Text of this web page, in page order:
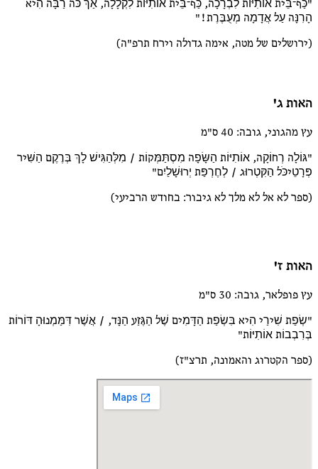
"כַּף־בֵּית אוֹתִיּוֹת לִבְרָכָה, כַּף־בֵּית אוֹתִיּוֹת לִקְלָלָה, אַךְ כֹּה רַבָּה הִיא
הָרִנָּה עַל אֲדָמָה מְעֻבֶּרֶת!"
(ירושלים של מטה, אימה גדולה וירח תרפ"ה)
האות ג'
עץ מהגוני, גובה: 40 ס"מ
"גּוֹלָה רְחוֹקָה, אוֹתִיּוֹת הַשָּׂפָה מִסְתַּמְּקוֹת / מִלְּהַגִּישׁ לָךְ בְּרֶקֶם הַשִּׁיר
פְּרָטֵיכֹּל הַקִּטְרוּג / לְחֶרְפַּת יְרוּשָׁלַיִם"
(ספר לא אל לא מלך לא גיבור: בחודש הרביעי)
האות ז'
עץ פופלאר, גובה: 30 ס"מ
"שְׂפַת שִׁירַי הִיא בִּשְׂפַת הַדָּמִים שֶׁל הַגֶּזַע הַנָּד, / אֲשֶׁר דִּמַּמְנוּהָ דּוֹרוֹת
בְּרִבְבוֹת אוֹתִיּוֹת"
(ספר הקטרוג והאמונה, תרצ"ז)